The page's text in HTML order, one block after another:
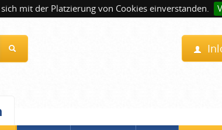
mit der Platzierung von Cookies einverstanden.